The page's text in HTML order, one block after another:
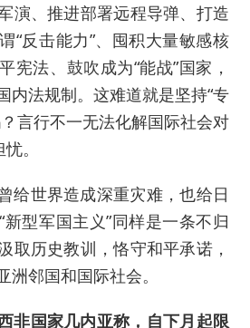
演、推进部署远程导弹、打造
“反击能力”、囤积大量敏感核
宪法、鼓吹成为“能战”国家，
内法规制。这难道就是坚持“专
言行不一无法化解国际社会对
。
给世界造成深重灾难，也给日
型军国主义”同样是一条不归
取历史教训，恪守和平承诺，
邻国和国际社会。
非国家几内亚称，自下月起限